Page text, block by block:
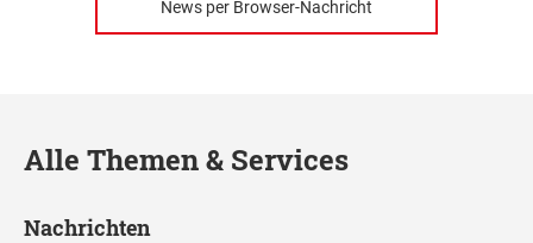
News per Browser-Nachricht
Alle Themen & Services
Nachrichten